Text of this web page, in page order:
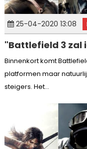
25-04-2020 13:08
"Battlefield 3 zal
Binnenkort komt
platformen maar
steigers. Het...